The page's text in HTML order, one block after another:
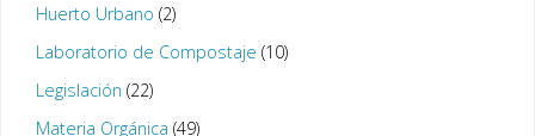
Huerto Urbano (2)
Laboratorio de Compostaje (10)
Legislación (22)
Materia Orgánica (49)